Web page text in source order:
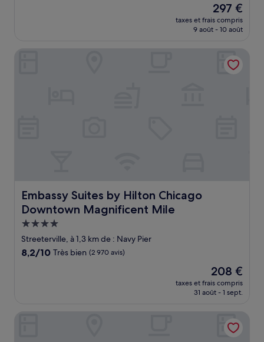
Le
nouveau
prix
de
297 €
297 €
taxes et frais compris
9 août - 10 août
Embassy Suites by Hilton Chicago
Downtown Magnificent Mile
Embassy Suites by Hilton Chicago Downtown
Hébergement
4.0 étoiles
Streeterville, à 1,3 km de : Navy Pier
8.2
8,2/10 Très bien (2 970 avis)
Le
nouveau
prix
de
208 €
208 €
taxes et frais compris
31 août - 1 sept.
Embassy Suites by Hilton Chicago Downtown